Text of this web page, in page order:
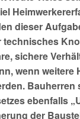
dieser
sichere
wenn weitere
ebenfalls
der